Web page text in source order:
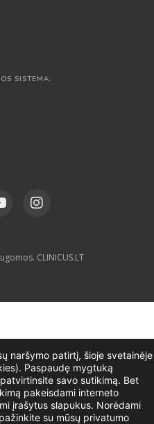
SISTEMA:
CLINICUS.LT
naršymo patirtį, šioje svetainėje
Paspaudę mygtuką
savo sutikimą. Bet
pakeisdami interneto
įrašytus slapukus. Norėdami
su mūsų privatumo